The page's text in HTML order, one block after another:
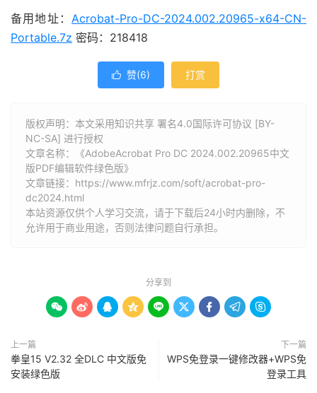
备用地址： Acrobat-Pro-DC-2024.002.20965-x64-CN-
Portable.7z 密码：218418
 赞(6) 打赏
版权声明：本文采用知识共享 署名4.0国际许可协议 [BY-
NC-SA] 进行授权
文章名称：《AdobeAcrobat Pro DC 2024.002.20965中文
版PDF编辑软件绿色版》
文章链接： https://www.mfrjz.com/soft/acrobat-pro-
dc2024.html
本站资源仅供个人学习交流，请于下载后24小时内删除，不
允许用于商业用途，否则法律问题自行承担。
分享到
        
上一篇
拳皇15 V2.32 全DLC 中文版免
安装绿色版
下一篇
WPS免登录一键修改器+WPS免
登录工具